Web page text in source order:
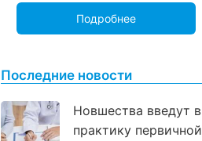
Подробнее
Последние новости
Новшества введут в
практику первичной